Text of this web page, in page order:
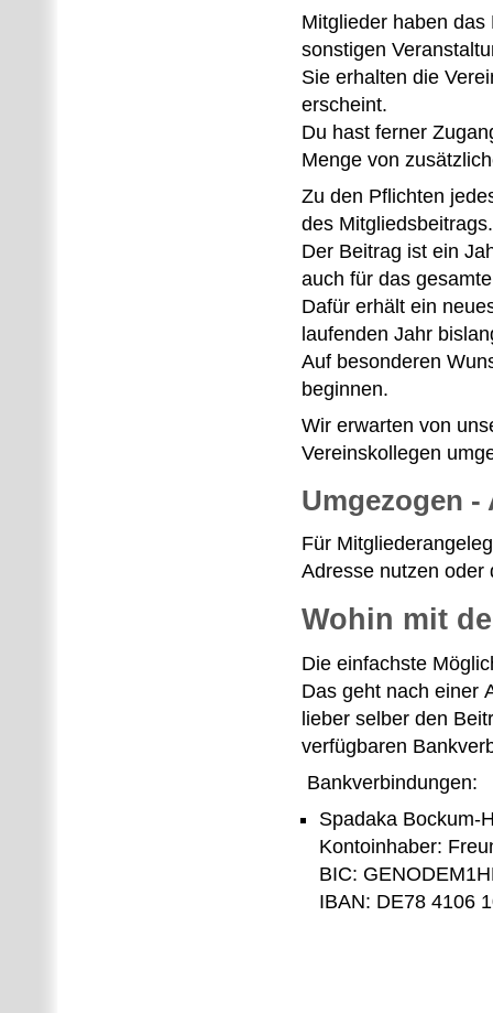
Mitglieder haben
sonstigen
Sie erhalten die
erscheint.
Du hast ferner
Menge von
Zu den Pflichten
des Mitgliedsbeitrags.
Der Beitrag ist ein
auch für das
Dafür erhält ein
laufenden Jahr
Auf besonderen
beginnen.
Wir erwarten von
Vereinskollegen
Umgezogen
Für
Adresse nutzen
Wohin mit
Die einfachste
Das geht nach einer
lieber selber den
verfügbaren
Bankverbindungen:
Spadaka Bockum-
Kontoinhaber:
BIC:
IBAN: DE78 4106